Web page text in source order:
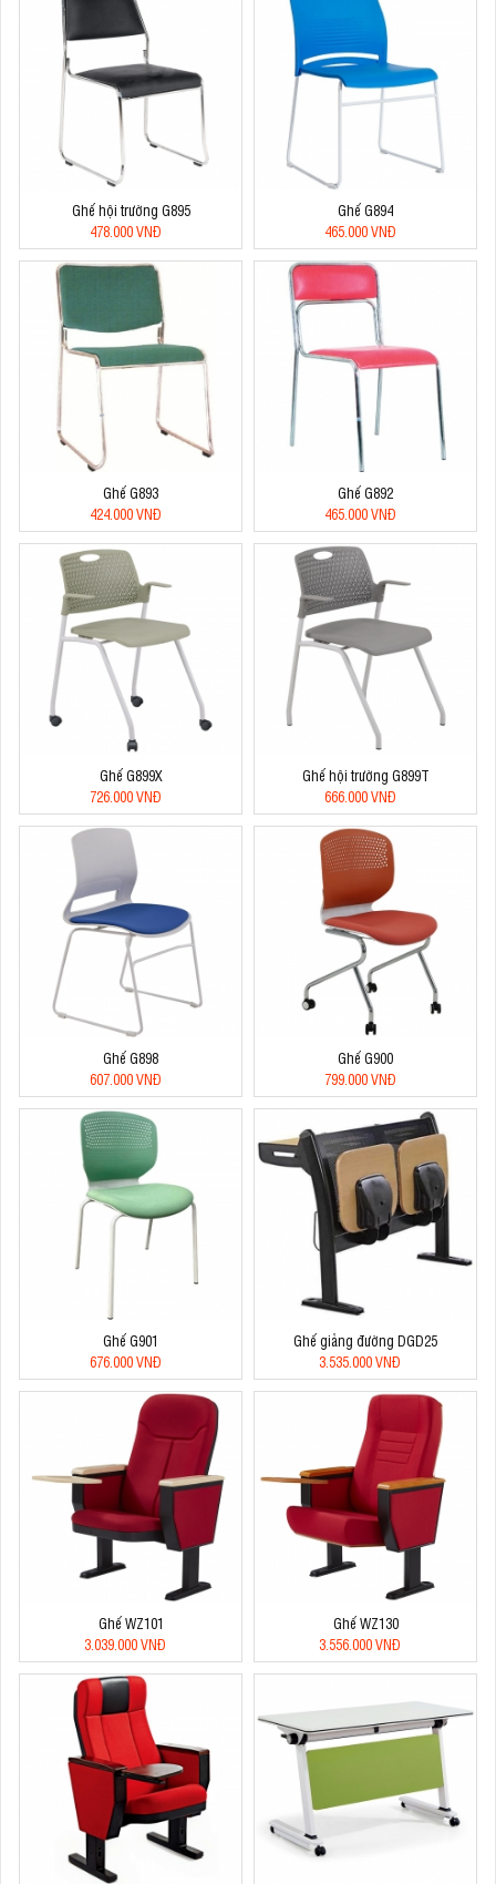
Ghế hội trường G895
478.000 VNĐ
Ghế G894
465.000 VNĐ
Ghế G893
424.000 VNĐ
Ghế G892
465.000 VNĐ
Ghế G899X
726.000 VNĐ
Ghế hội trường G899T
666.000 VNĐ
Ghế G898
607.000 VNĐ
Ghế G900
799.000 VNĐ
Ghế G901
676.000 VNĐ
Ghế giảng đường DGD25
3.535.000 VNĐ
Ghế WZ101
3.039.000 VNĐ
Ghế WZ130
3.556.000 VNĐ